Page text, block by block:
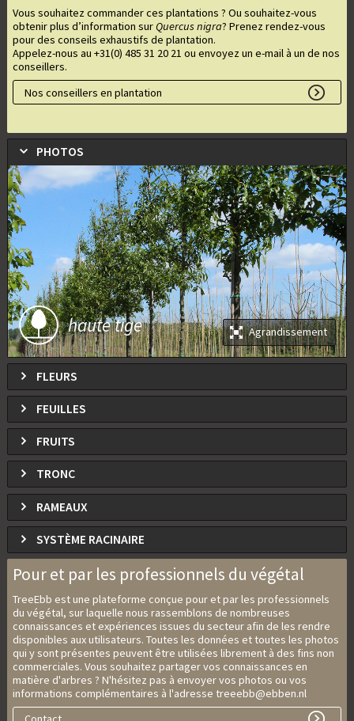
Vous souhaitez commander ces plantations ? Ou souhaitez-vous
obtenir plus d’information surQuercus nigra? Prenez rendez-vous
pour des conseils exhaustifs de plantation.
Appelez-nous au +31(0) 485 31 20 21 ou envoyez un e-mail à un de nos
conseillers.
Nos conseillers en plantation
PHOTOS
Agrandissement
haute tige
FLEURS
FEUILLES
FRUITS
TRONC
RAMEAUX
SYSTÈME RACINAIRE
Pour et par les professionnels du végétal
TreeEbb est une plateforme conçue pour et par les professionnels
du végétal, sur laquelle nous rassemblons de nombreuses
connaissances et expériences issues du secteur afin de les rendre
disponibles aux utilisateurs. Toutes les données et toutes les photos
qui y sont présentes peuvent être utilisées librement à des fins non
commerciales. Vous souhaitez partager vos connaissances en
matière d'arbres ? N'hésitez pas à envoyer vos photos ou vos
informations complémentaires à l'adresse treeebb@ebben.nl